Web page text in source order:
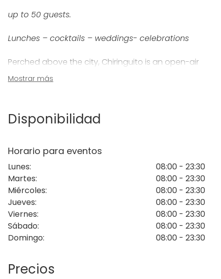
up to 50 guests.
Lunches – cocktails – weddings- celebrations
Perched above the city, Chiringuito is an open-air
rooftop space that comes alive with the aroma of
the robata grill. With a seasonal, small plates menu
corporate gatherings alike.
Mostrar más
Disponibilidad
Horario para eventos
Lunes:
08:00 - 23:30
Martes:
08:00 - 23:30
Miércoles:
08:00 - 23:30
Jueves:
08:00 - 23:30
Viernes:
08:00 - 23:30
Sábado:
08:00 - 23:30
Domingo: 08:00 - 23:30
Precios